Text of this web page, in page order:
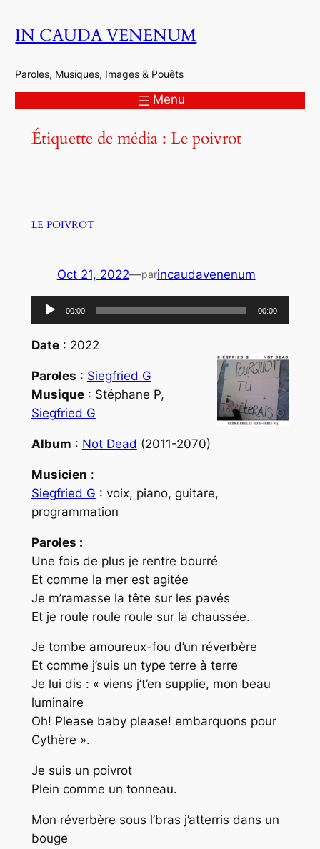
auIN CAUDA VENENUM
Paroles, Musiques, Images & Pouêts
Menu
Étiquette de média : Le poivrot
LE POIVROT
Oct 21, 2022—parincaudavenenum
Lecteur
audio
00:00 00:00
Date: 2022
Paroles : Siegfried G
Musique: Stéphane P,
Siegfried G
Album : Not Dead (2011-2070)
Musicien :
Siegfried G : voix, piano, guitare,
programmation
Paroles :
Une fois de plus je rentre bourré
Et comme la mer est agitée
Je m’ramasse la tête sur les pavés
Et je roule roule roule sur la chaussée.
Je tombe amoureux-fou d’un réverbère
Et comme j’suis un type terre à terre
Je lui dis : « viens j’t’en supplie, mon beau
luminaire
Oh! Please baby please! embarquons pour
Cythère ».
Je suis un poivrot
Plein comme un tonneau.
Mon réverbère sous l’bras j’atterris dans un
bouge